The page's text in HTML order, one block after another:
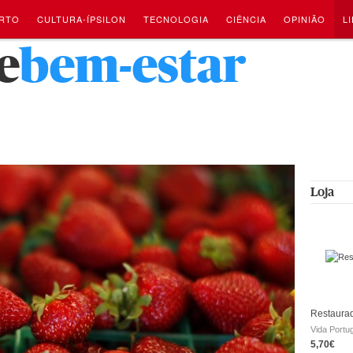
CULTURA-ÍPSILON TECNOLOGIA CIÊNCIA OPINIÃO
bem-estar
Loja
Vida
5,70€